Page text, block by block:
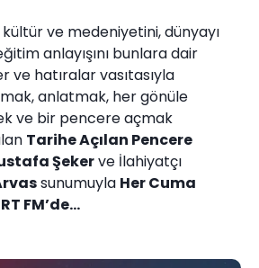
kültür ve medeniyetini, dünyayı
anlayışını bunlara dair
ve hatıralar vasıtasıyla
anlatmak, her gönüle
ve bir pencere açmak
Tarihe Açılan Pencere
Şekerve İlahiyatçı
sunumuyla Her Cuma
FM’de…